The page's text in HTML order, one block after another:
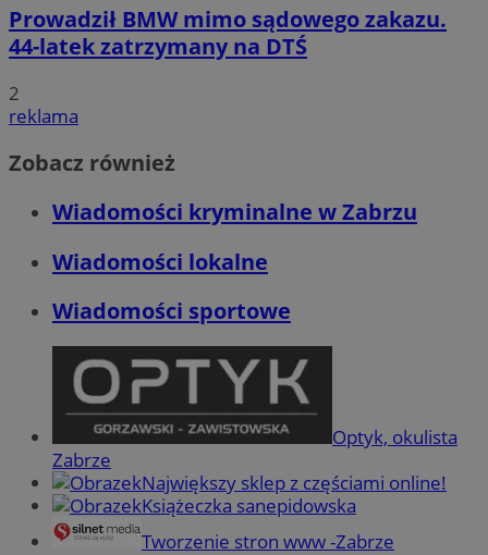
Prowadził BMW mimo sądowego zakazu.
44-latek zatrzymany na DTŚ
2
reklama
Zobacz również
Wiadomości kryminalne w Zabrzu
Wiadomości lokalne
Wiadomości sportowe
Optyk, okulista
Zabrze
Największy sklep z częściami online!
Książeczka sanepidowska
Tworzenie stron www -Zabrze